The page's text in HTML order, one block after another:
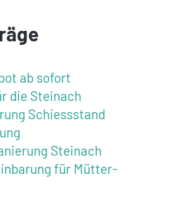
ab sofort
die Steinach
Schiessstand
Steinach
für Mütter-